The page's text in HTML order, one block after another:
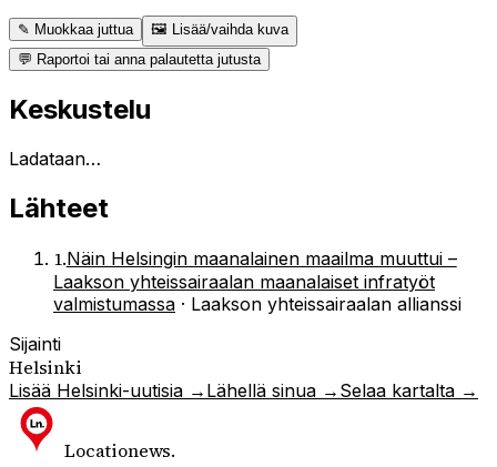
✎ Muokkaa juttua
🖼 Lisää/vaihda kuva
💬 Raportoi tai anna palautetta jutusta
Keskustelu
Ladataan…
Lähteet
1.Näin Helsingin maanalainen maailma muuttui –
Laakson yhteissairaalan maanalaiset infratyöt
valmistumassa · Laakson yhteissairaalan allianssi
Sijainti
Helsinki
Lisää Helsinki-uutisia → Lähellä sinua → Selaa kartalta →
Locationews.